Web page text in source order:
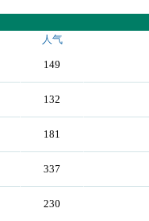
人气
149
132
181
337
230